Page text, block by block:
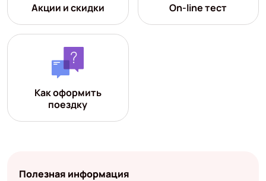
Акции и скидки On-line тест
Как оформить
поездку
Полезная информация